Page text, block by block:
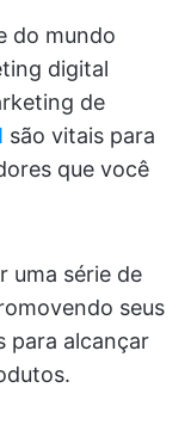
do mundo
digital
de
são vitais para
que você
uma série de
seus
para alcançar